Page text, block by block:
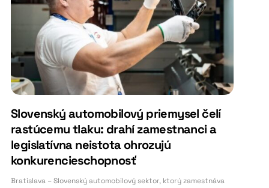
Slovenský automobilový priemysel čelí
rastúcemu tlaku: drahí zamestnanci a
legislatívna neistota ohrozujú
konkurencieschopnosť
Bratislava – Slovenský automobilový sektor, ktorý zamestnáva